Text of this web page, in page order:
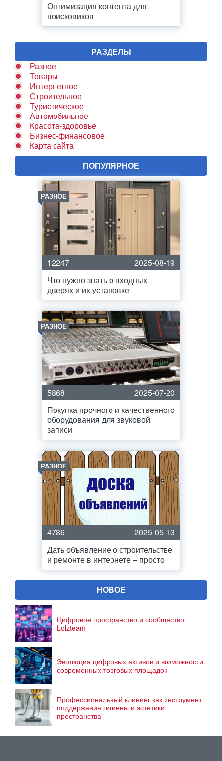
Оптимизация контента для
поисковиков
РАЗДЕЛЫ
Разное
Товары
Интернетное
Строительное
Туристическое
Автомобильное
Красота-здоровье
Бизнес-финансовое
Карта сайта
ПОПУЛЯРНОЕ
РАЗНОЕ
12247
2025-08-19
Что нужно знать о входных
дверях и их установке
РАЗНОЕ
5868
2025-07-20
Покупка прочного и качественного
оборудования для звуковой
записи
РАЗНОЕ
4786
2025-05-13
Дать объявление о строительстве
и ремонте в интернете – просто
НОВОЕ
Цифровое пространство и сообщество
Lolzteam
Эволюция цифровых активов и возможности
современных торговых площадок
Профессиональный клининг как инструмент
поддержания гигиены и эстетики
пространства